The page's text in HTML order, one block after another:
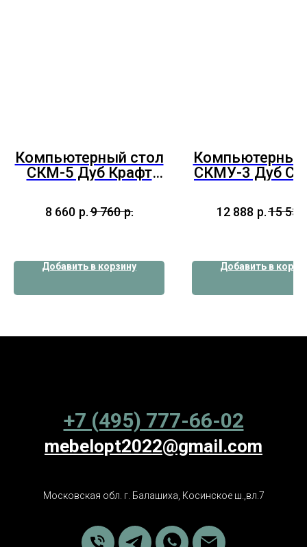
Компьютерный стол
СКМ-5 Дуб Крафт
8 660 р.9 760 р.
Добавить в корзину
Компьютерный
СКМУ-3 Дуб
12 888 р.15 534
Добавить в
+7 (495) 777-66-02
mebelopt2022@gmail.com
Московская обл. г. Балашиха, Косинское ш.,вл.7